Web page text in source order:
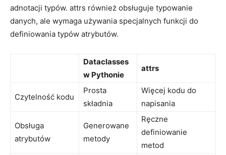
adnotacji typów. attrs również obsługuje typowanie
‌danych, ale wymaga używania specjalnych funkcji do
definiowania typów atrybutów.
Dataclasses
w Pythonie
attrs
Czytelność ‌kodu
Prosta
składnia
Więcej kodu do
napisania
Obsługa
atrybutów
Generowane
metody
Ręczne
⁤definiowanie
metod